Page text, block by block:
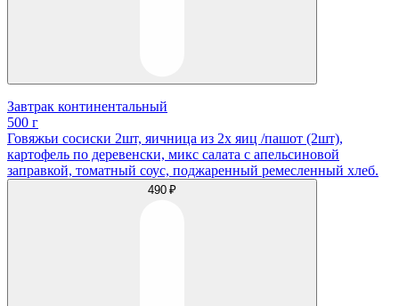
Завтрак континентальный
500 г
Говяжьи сосиски 2шт, яичница из 2х яиц /пашот (2шт),
картофель по деревенски, микс салата с апельсиновой
заправкой, томатный соус, поджаренный ремесленный хлеб.
490 ₽